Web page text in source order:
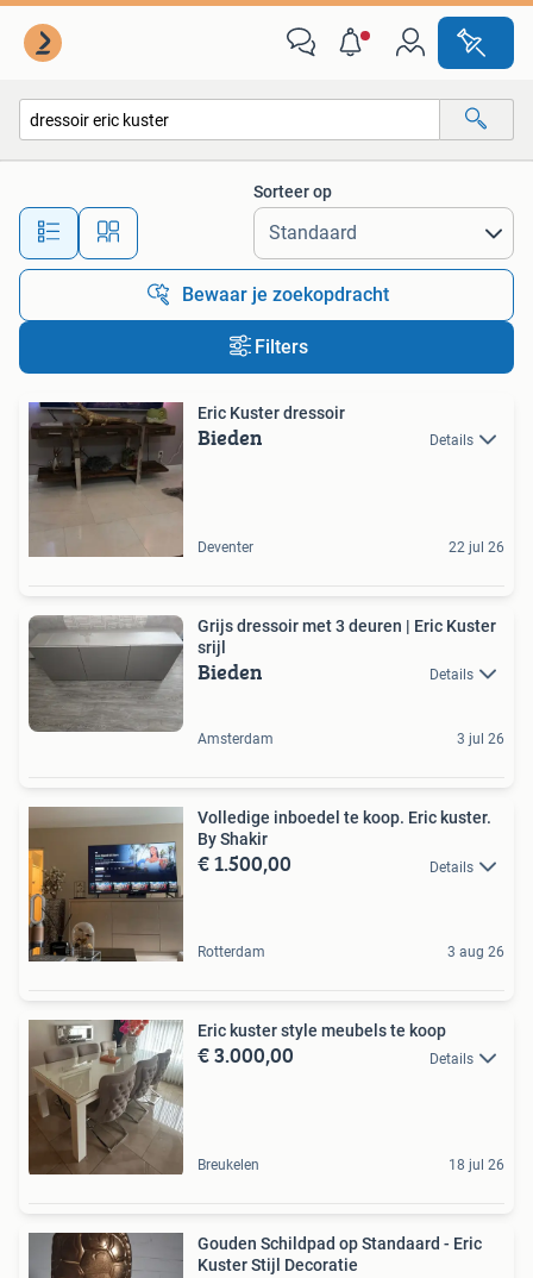
Alle afstanden…
Sorteer op
Bewaar je zoekopdracht
Filters
Eric Kuster dressoir
Bieden Details
Deventer 22 jul 26
Grijs dressoir met 3 deuren | Eric Kuster
srijl
Bieden Details
Amsterdam 3 jul 26
Volledige inboedel te koop. Eric kuster.
By Shakir
€ 1.500,00 Details
Rotterdam 3 aug 26
Eric kuster style meubels te koop
€ 3.000,00 Details
Breukelen 18 jul 26
Gouden Schildpad op Standaard - Eric
Kuster Stijl Decoratie